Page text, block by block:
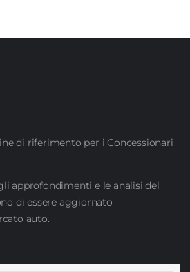
di riferimento per i Concessionari
approfondimenti e le analisi del
di essere aggiornato
auto.